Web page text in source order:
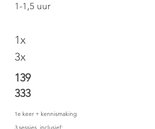
1-1,5 uur
1x
3x
139
333
1e keer + kennismaking
3 sessies, inclusief: